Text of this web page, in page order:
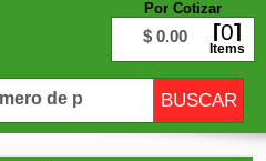
Por Cotizar
$ 0.00 0
Items